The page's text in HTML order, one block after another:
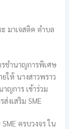
มาเจสติค ตำบล
รชำนาญการพิเศษ
ให้ นางสาวพราว
ญการ เข้าร่วม
งเสริม SME
ครบวงจร ใน